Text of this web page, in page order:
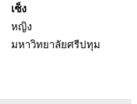
เซ็ง
หญิง
มหาวิทยาลัยศรีปทุม